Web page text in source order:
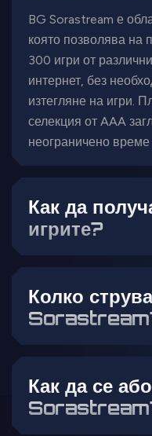
BG Sorastream е
която позволява на
300 игри от
интернет, без
изтегляне на игри.
селекция от AAA
неограничено
Как да
игрите?
Колко
Как да се